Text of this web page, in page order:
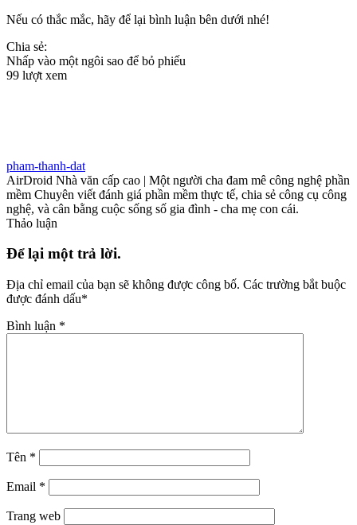
Nếu có thắc mắc, hãy để lại bình luận bên dưới nhé!
Chia sẻ:
Nhấp vào một ngôi sao để bỏ phiếu
99 lượt xem
pham-thanh-dat
AirDroid Nhà văn cấp cao | Một người cha đam mê công nghệ phần
mềm Chuyên viết đánh giá phần mềm thực tế, chia sẻ công cụ công
nghệ, và cân bằng cuộc sống số gia đình - cha mẹ con cái.
Thảo luận
Để lại một trả lời.
Địa chỉ email của bạn sẽ không được công bố. Các trường bắt buộc
được đánh dấu*
Bình luận *
Tên *
Email *
Trang web